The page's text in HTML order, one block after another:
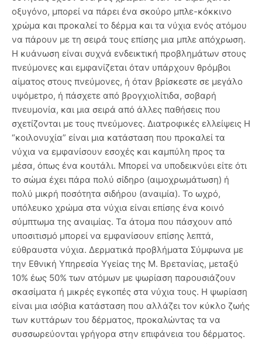
οξυγόνο, μπορεί να πάρει ένα σκούρο μπλε-κόκκινο
χρώμα και προκαλεί το δέρμα και τα νύχια ενός ατόμου
να πάρουν με τη σειρά τους επίσης μια μπλε απόχρωση.
Η κυάνωση είναι συχνά ενδεικτική προβλημάτων στους
πνεύμονες και εμφανίζεται όταν υπάρχουν θρόμβοι
αίματος στους πνεύμονες, ή όταν βρίσκεστε σε μεγάλο
υψόμετρο, ή πάσχετε από βρογχιολίτιδα, σοβαρή
πνευμονία, και μια σειρά από άλλες παθήσεις που
σχετίζονται με τους πνεύμονες. Διατροφικές ελλείψεις Η
“κοιλονυχία” είναι μια κατάσταση που προκαλεί τα
νύχια να εμφανίσουν εσοχές και καμπύλη προς τα
μέσα, όπως ένα κουτάλι. Μπορεί να υποδεικνύει είτε ότι
το σώμα έχει πάρα πολύ σίδηρο (αιμοχρωμάτωση) ή
πολύ μικρή ποσότητα σιδήρου (αναιμία). Το ωχρό,
υπόλευκο χρώμα στα νύχια είναι επίσης ένα κοινό
σύμπτωμα της αναιμίας. Τα άτομα που πάσχουν από
υποσιτισμό μπορεί να εμφανίσουν επίσης λεπτά,
εύθραυστα νύχια. Δερματικά προβλήματα Σύμφωνα με
την Εθνική Υπηρεσία Υγείας της Μ. Βρετανίας, μεταξύ
10% έως 50% των ατόμων με ψωρίαση παρουσιάζουν
σκασίματα ή μικρές εγκοπές στα νύχια τους. Η ψωρίαση
είναι μια ισόβια κατάσταση που αλλάζει τον κύκλο ζωής
των κυττάρων του δέρματος, προκαλώντας τα να
συσσωρεύονται γρήγορα στην επιφάνεια του δέρματος.